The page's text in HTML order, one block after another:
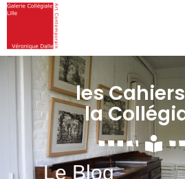
les
la
Le Blog